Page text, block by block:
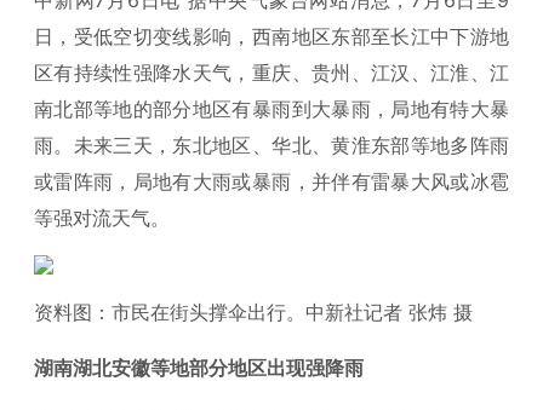
日，受低空切变线影响，西南地区东部至长江中下游地
区有持续性强降水天气，重庆、贵州、江汉、江淮、江
南北部等地的部分地区有暴雨到大暴雨，局地有特大暴
雨。未来三天，东北地区、华北、黄淮东部等地多阵雨
或雷阵雨，局地有大雨或暴雨，并伴有雷暴大风或冰雹
等强对流天气。
资料图：市民在街头撑伞出行。中新社记者 张炜 摄
湖南湖北安徽等地部分地区出现强降雨